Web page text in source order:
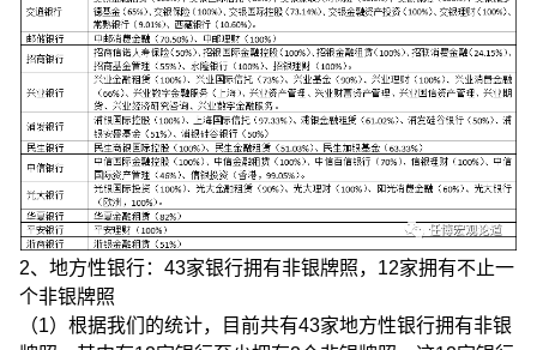
2、地方性银行：43家银行拥有非银牌照，12家拥有不止一
个非银牌照
（1）根据我们的统计，目前共有43家地方性银行拥有非银